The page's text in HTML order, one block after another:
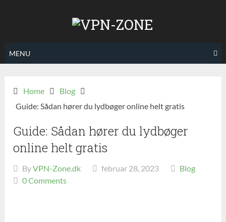
MENU
Home
Blog
Guide: Sådan hører du lydbøger online helt gratis
Guide: Sådan hører du lydbøger
online helt gratis
ByVPN-Zone.dk februar 28, 2023
Blog
0 Comments